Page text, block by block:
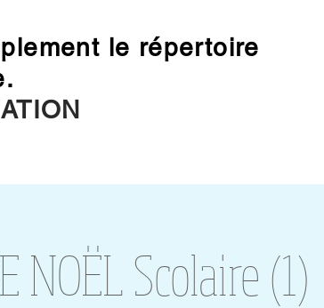
le répertoire
NOËL Scolaire (1)